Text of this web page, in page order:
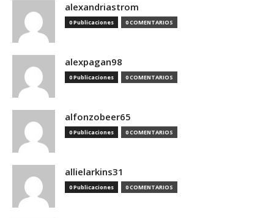
alexandriastrom
0 Publicaciones 0 COMENTARIOS
alexpagan98
0 Publicaciones 0 COMENTARIOS
alfonzobeer65
0 Publicaciones 0 COMENTARIOS
allielarkins31
0 Publicaciones 0 COMENTARIOS